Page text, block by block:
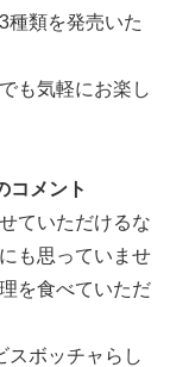
種類を発売いた
も気軽にお楽し
コメント
ていただけるな
も思っていませ
を食べていただ
スボッチャらし